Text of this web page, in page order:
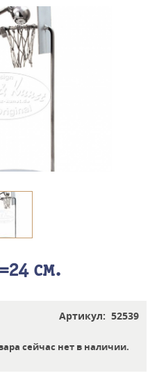
см.
Артикул: 52539
сейчас нет в наличии.